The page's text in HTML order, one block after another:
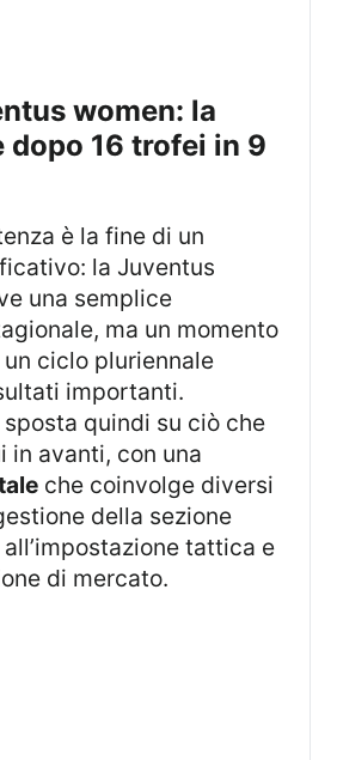
16 trofei in 9
la Juventus
una semplice
ma un momento
ciclo pluriennale
importanti.
sposta quindi su ciò che
in avanti, con una
che coinvolge diversi
della sezione
tattica e
di mercato.